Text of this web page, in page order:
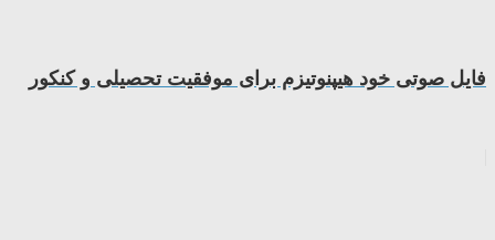
فایل صوتی خود هیپنوتیزم برای موفقیت تحصیلی و کنکور